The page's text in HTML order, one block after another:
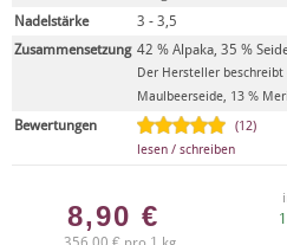
Nadelstärke
3 - 3,5
Zusammensetzung 42 % Alpaka, 35 %
Der Hersteller beschreibt
Maulbeerseide, 13 %
Bewertungen
(12)
lesen / schreiben
8,90 €